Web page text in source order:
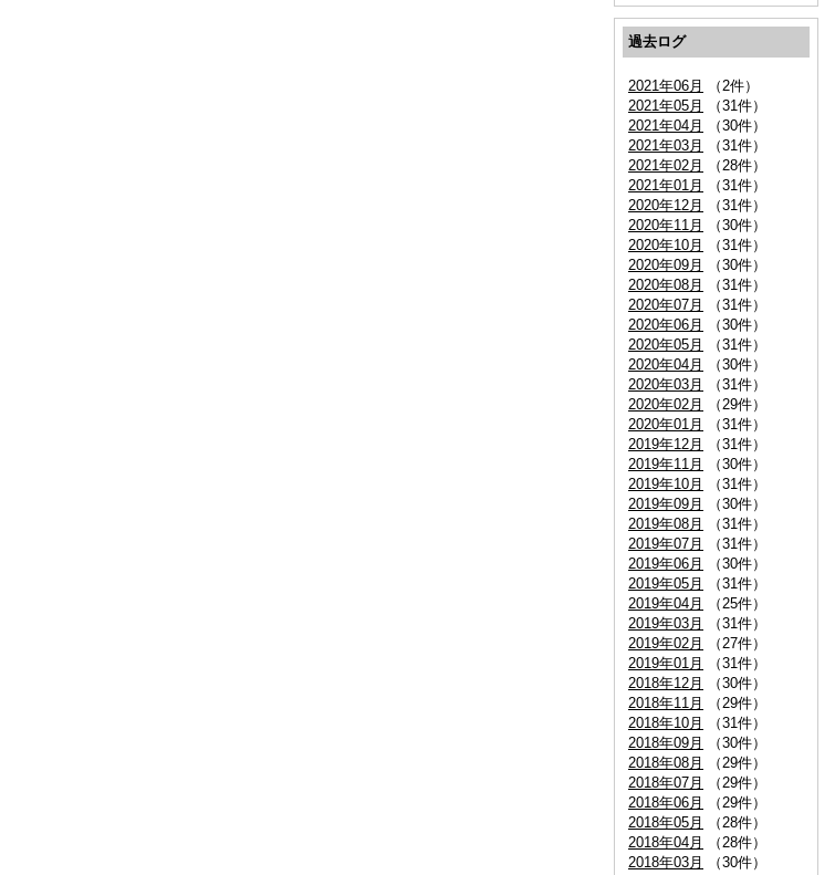
過去ログ
2021年06月
（2件）
2021年05月
（31件）
2021年04月
（30件）
2021年03月
（31件）
2021年02月
（28件）
2021年01月
（31件）
2020年12月
（31件）
2020年11月
（30件）
2020年10月
（31件）
2020年09月
（30件）
2020年08月
（31件）
2020年07月
（31件）
2020年06月
（30件）
2020年05月
（31件）
2020年04月
（30件）
2020年03月
（31件）
2020年02月
（29件）
2020年01月
（31件）
2019年12月
（31件）
2019年11月
（30件）
2019年10月
（31件）
2019年09月
（30件）
2019年08月
（31件）
2019年07月
（31件）
2019年06月
（30件）
2019年05月
（31件）
2019年04月
（25件）
2019年03月
（31件）
2019年02月
（27件）
2019年01月
（31件）
2018年12月
（30件）
2018年11月
（29件）
2018年10月
（31件）
2018年09月
（30件）
2018年08月
（29件）
2018年07月
（29件）
2018年06月
（29件）
2018年05月
（28件）
2018年04月
（28件）
2018年03月
（30件）